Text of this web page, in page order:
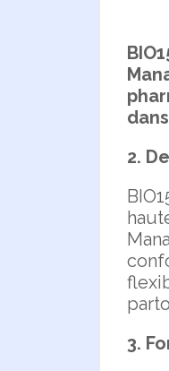
2.
3.